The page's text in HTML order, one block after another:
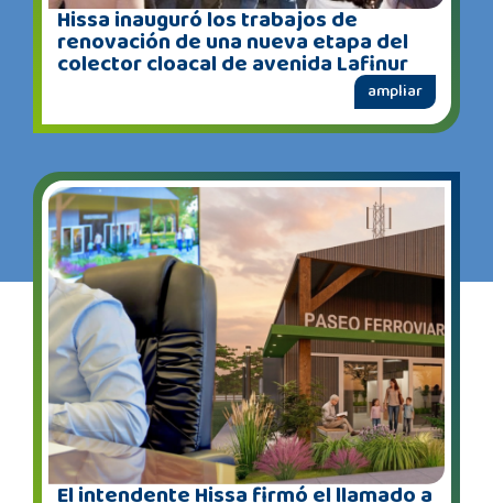
Hissa inauguró los trabajos de
renovación de una nueva etapa del
colector cloacal de avenida Lafinur
ampliar
El intendente Hissa firmó el llamado a